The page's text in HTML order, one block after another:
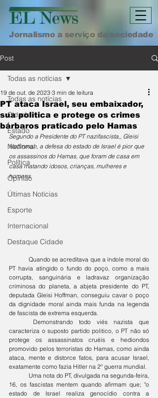
Jornalismo a serviço da sociedade
Post
Todas as notícias
Cidade
Estado
Nacional
Política
Opinião
Últimas Notícias
Esporte
Internacional
Destaque Cidade
Todas as notícias
PT ataca Israel, seu embaixador,
sua politica e protege os crimes
bárbaros praticado pelo Hamas
19 de out. de 2023 3 min de leitura
Segundo a Presidente do PT nazifascista,, Gleisi
Hoffmman, a defesa do estado de Israel é pior que
os assassinos do Hamas, que foram de casa em
casa matando idosos, crianças, mulheres e
homens
	Quando se acreditava que a índole moral do
PT havia atingido o fundo do poço, como a mais
corrupta, sanguinária e ladravaz organização
criminosa do planeta, a abjeta presidente do PT,
deputada Gleisi Hoffman, conseguiu cavar o poço
da dignidade moral ainda mais funda na legenda
de fascista de extrema esquerda.
caracteriza o suposto partido politico, o PT não só
protege os assassinatos cruéis e hediondos
promovido pelos terroristas do Hamas, como ainda
ataca, mente e distorce fatos, para acusar Israel,
exatamente como fazia Hitler na 2º guerra mundial.
16, os fascistas mentem quando afirmam que; "o
estado de Israel realiza genocídio contra a